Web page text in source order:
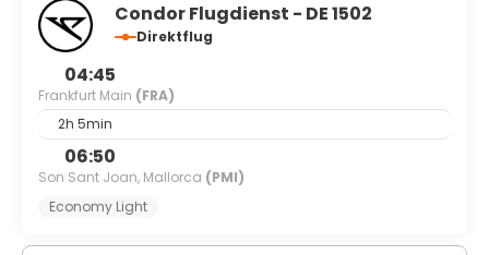
Condor Flugdienst - DE 1502
Direktflug
04:45
Frankfurt Main (FRA)
2h 5min
06:50
Son Sant Joan, Mallorca (PMI)
Economy Light